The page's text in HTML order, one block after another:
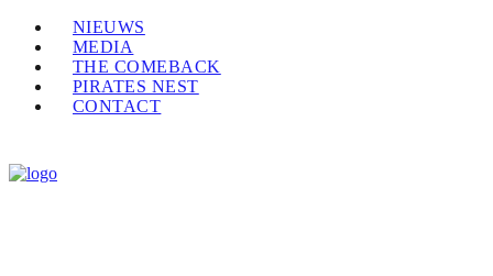
NIEUWS
MEDIA
THE COMEBACK
PIRATES NEST
CONTACT